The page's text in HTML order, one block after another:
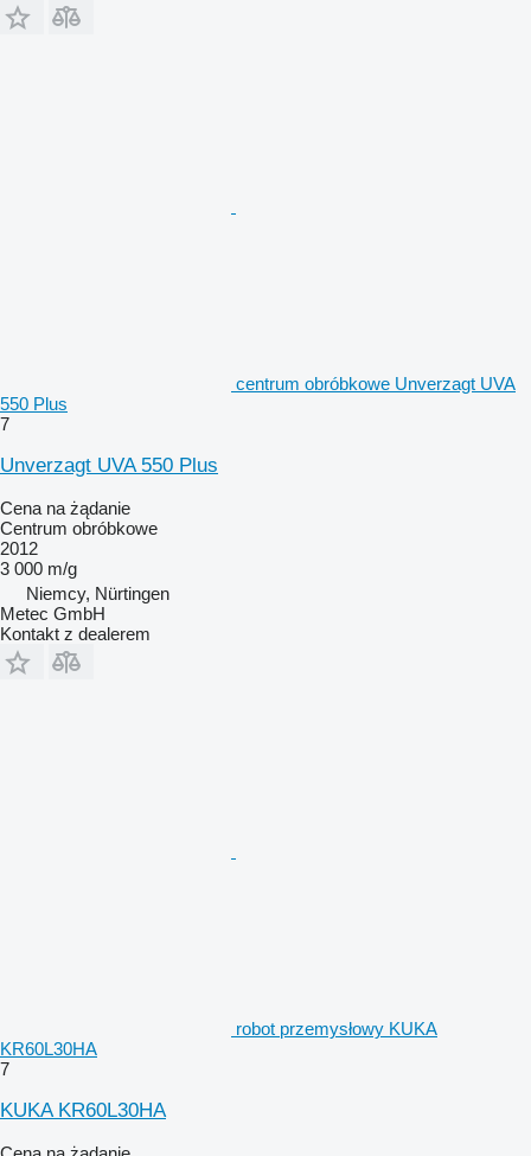
centrum obróbkowe Unverzagt UVA
550 Plus
7
Unverzagt UVA 550 Plus
Cena na żądanie
Centrum obróbkowe
2012
3 000 m/g
Niemcy, Nürtingen
Metec GmbH
Kontakt z dealerem
robot przemysłowy KUKA
KR60L30HA
7
KUKA KR60L30HA